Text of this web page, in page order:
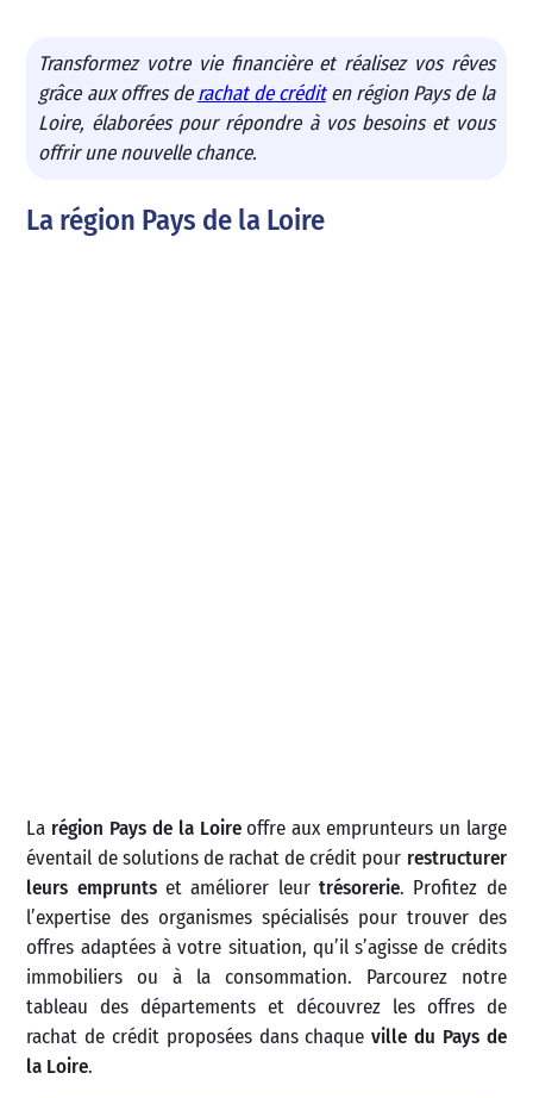
Transformez votre vie financière et réalisez vos rêves
grâce aux offres de rachat de créditen région Pays de la
Loire, élaborées pour répondre à vos besoins et vous
offrir une nouvelle chance.
La région Pays de la Loire
La région Pays de la Loireoffre aux emprunteurs un large
éventail de solutions de rachat de crédit pour restructurer
leurs empruntset améliorer leur trésorerie. Profitez de
l’expertise des organismes spécialisés pour trouver des
offres adaptées à votre situation, qu’il s’agisse de crédits
immobiliers ou à la consommation. Parcourez notre
tableau des départements et découvrez les offres de
rachat de crédit proposées dans chaqueville du Pays de
la Loire.